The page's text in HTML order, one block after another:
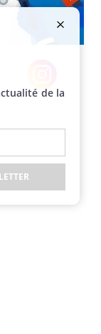
Instagram
de la